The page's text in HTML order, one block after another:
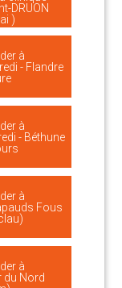
DRUON
)
à
- Flandre
à
- Béthune
à
Fous
à
du Nord